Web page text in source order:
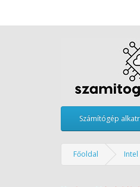
Számítógép
Főoldal